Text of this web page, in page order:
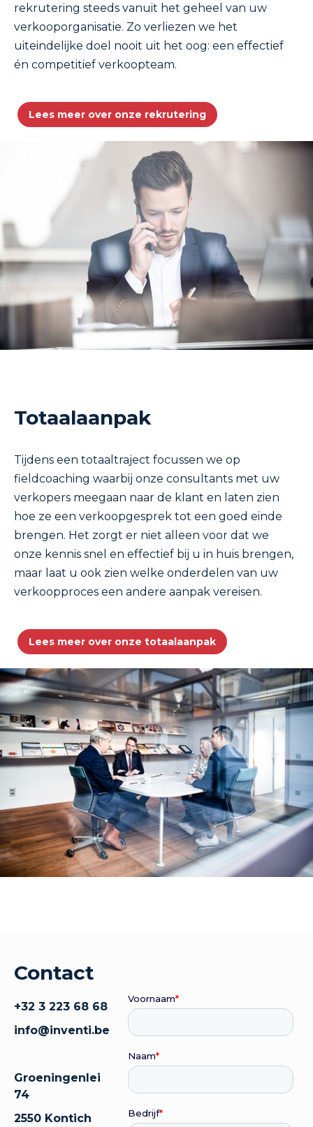
rekrutering steeds vanuit het geheel van uw
verkooporganisatie. Zo verliezen we het
uiteindelijke doel nooit uit het oog: een effectief
én competitief verkoopteam.
Lees meer over onze rekrutering
Totaalaanpak
Tijdens een totaaltraject focussen we op
fieldcoaching waarbij onze consultants met uw
verkopers meegaan naar de klant en laten zien
hoe ze een verkoopgesprek tot een goed einde
brengen. Het zorgt er niet alleen voor dat we
onze kennis snel en effectief bij u in huis brengen,
maar laat u ook zien welke onderdelen van uw
verkoopproces een andere aanpak vereisen.
Lees meer over onze totaalaanpak
Contact
+32 3 223 68 68
info@inventi.be
Groeningenlei
74
2550 Kontich